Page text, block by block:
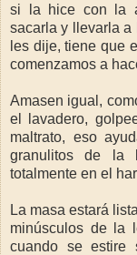
si la hice con la
sacarla y llevarla a
les dije, tiene que
comenzamos a
Amasen igual,
el lavadero,
maltrato, eso
granulitos de la
totalmente en el
La masa estará
minúsculos de la
cuando se estire